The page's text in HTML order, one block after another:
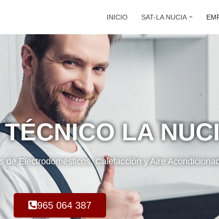
INICIO SAT-LA NUCIA
LA
de Electrodomésticos, Calefacción y Aire
965 064 387